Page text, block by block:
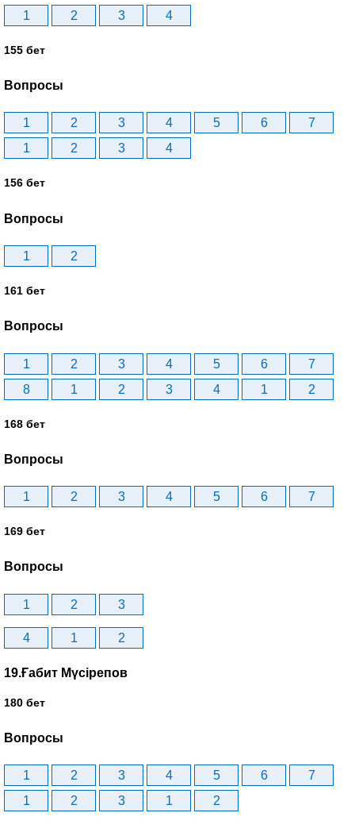
1 2 3 4
155 бет
Вопросы
1 2 3 4 5 6
7
1
2 3 4
156 бет
Вопросы
1 2
161 бет
Вопросы
1 2 3 4 5 6
7
8
1 2 3 4 1 2
168 бет
Вопросы
1 2 3 4 5 6 7
169 бет
Вопросы
1 2 3
4 1 2
19.Ғабит Мүсірепов
180 бет
Вопросы
1 2 3 4 5 6
7
1
2 3 1 2